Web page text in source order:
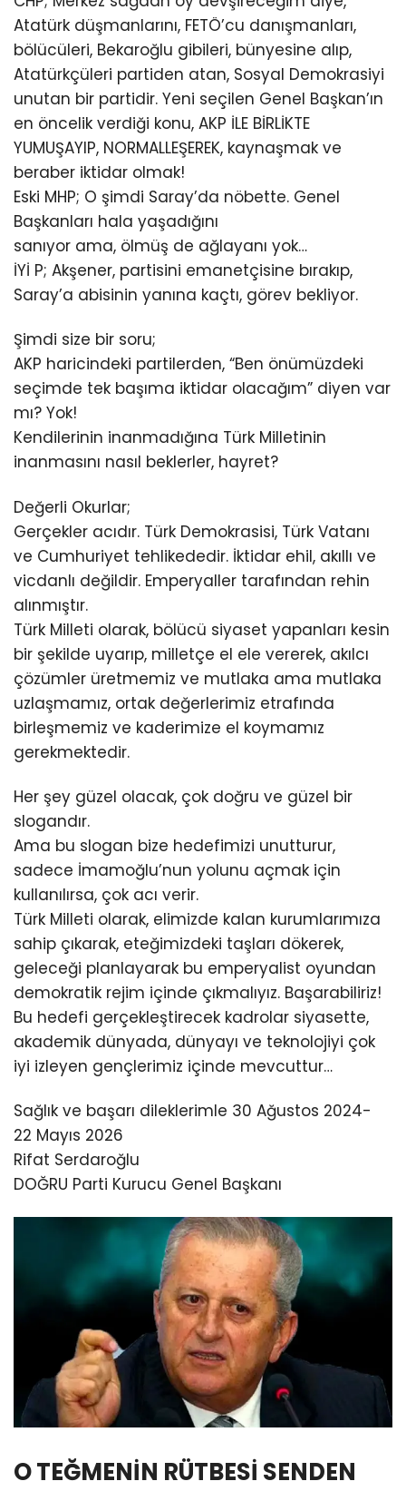
Atatürk düşmanlarını, FETÖ’cu danışmanları,
bölücüleri, Bekaroğlu gibileri, bünyesine alıp,
Atatürkçüleri partiden atan, Sosyal Demokrasiyi
unutan bir partidir. Yeni seçilen Genel Başkan’ın
en öncelik verdiği konu, AKP İLE BİRLİKTE
YUMUŞAYIP, NORMALLEŞEREK, kaynaşmak ve
beraber iktidar olmak!
Eski MHP; O şimdi Saray’da nöbette. Genel
Başkanları hala yaşadığını
sanıyor ama, ölmüş de ağlayanı yok…
İYİ P; Akşener, partisini emanetçisine bırakıp,
Saray’a abisinin yanına kaçtı, görev bekliyor.
Şimdi size bir soru;
AKP haricindeki partilerden, “Ben önümüzdeki
seçimde tek başıma iktidar olacağım” diyen var
mı? Yok!
Kendilerinin inanmadığına Türk Milletinin
inanmasını nasıl beklerler, hayret?
Değerli Okurlar;
Gerçekler acıdır. Türk Demokrasisi, Türk Vatanı
ve Cumhuriyet tehlikededir. İktidar ehil, akıllı ve
vicdanlı değildir. Emperyaller tarafından rehin
alınmıştır.
Türk Milleti olarak, bölücü siyaset yapanları kesin
bir şekilde uyarıp, milletçe el ele vererek, akılcı
çözümler üretmemiz ve mutlaka ama mutlaka
uzlaşmamız, ortak değerlerimiz etrafında
birleşmemiz ve kaderimize el koymamız
gerekmektedir.
Her şey güzel olacak, çok doğru ve güzel bir
slogandır.
Ama bu slogan bize hedefimizi unutturur,
sadece İmamoğlu’nun yolunu açmak için
kullanılırsa, çok acı verir.
Türk Milleti olarak, elimizde kalan kurumlarımıza
sahip çıkarak, eteğimizdeki taşları dökerek,
geleceği planlayarak bu emperyalist oyundan
demokratik rejim içinde çıkmalıyız. Başarabiliriz!
Bu hedefi gerçekleştirecek kadrolar siyasette,
akademik dünyada, dünyayı ve teknolojiyi çok
iyi izleyen gençlerimiz içinde mevcuttur…
Sağlık ve başarı dileklerimle 30 Ağustos 2024-
22 Mayıs 2026
Rifat Serdaroğlu
DOĞRU Parti Kurucu Genel Başkanı
O TEĞMENİN RÜTBESİ SENDEN